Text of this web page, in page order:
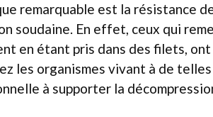
remarquable est la résistance
soudaine. En effet, ceux qui
en étant pris dans des filets,
les organismes vivant à de
à supporter la